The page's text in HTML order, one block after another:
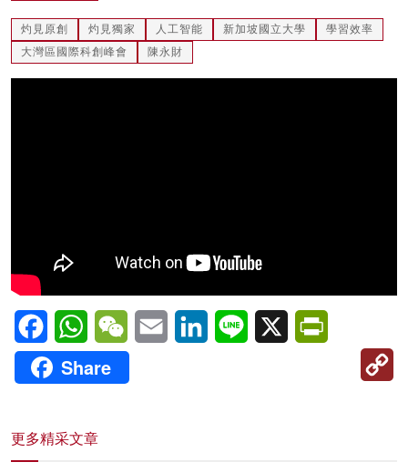
灼見原創 灼見獨家 人工智能 新加坡國立大學
學習效率
大灣區國際科創峰會
陳永財
FacebookWhatsAppWeChatEmail LinkedInLine X
Share
更多精采文章